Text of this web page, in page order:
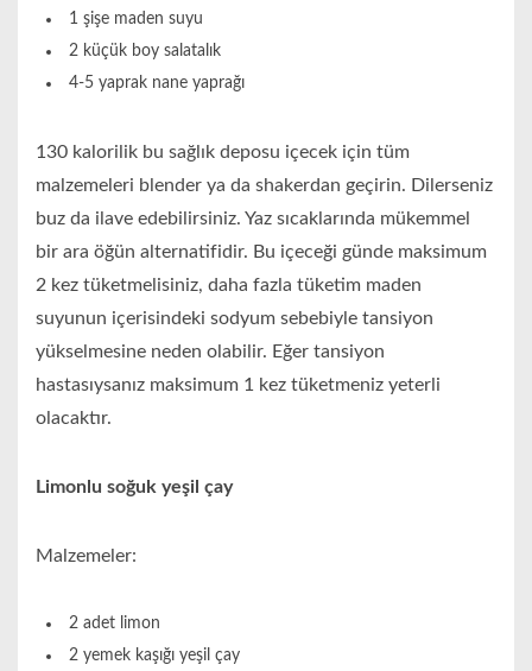
1 şişe maden suyu
2 küçük boy salatalık
4-5 yaprak nane yaprağı
130 kalorilik bu sağlık deposu içecek için tüm
malzemeleri blender ya da shakerdan geçirin. Dilerseniz
buz da ilave edebilirsiniz. Yaz sıcaklarında mükemmel
bir ara öğün alternatifidir. Bu içeceği günde maksimum
2 kez tüketmelisiniz, daha fazla tüketim maden
suyunun içerisindeki sodyum sebebiyle tansiyon
yükselmesine neden olabilir. Eğer tansiyon
hastasıysanız maksimum 1 kez tüketmeniz yeterli
olacaktır.
Limonlu soğuk yeşil çay
Malzemeler:
2 adet limon
2 yemek kaşığı yeşil çay